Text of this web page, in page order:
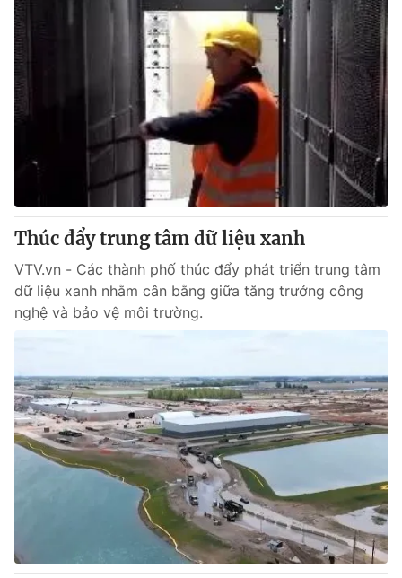
Thúc đẩy trung tâm dữ liệu xanh
VTV.vn - Các thành phố thúc đẩy phát triển trung tâm
dữ liệu xanh nhằm cân bằng giữa tăng trưởng công
nghệ và bảo vệ môi trường.